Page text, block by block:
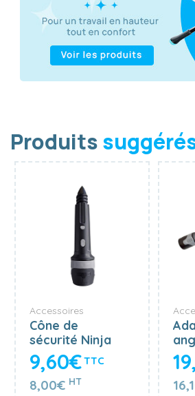
Produits
Accessoires
Cône de
sécurité Ninja
Unger
9,60€TTC
8,00€ HT